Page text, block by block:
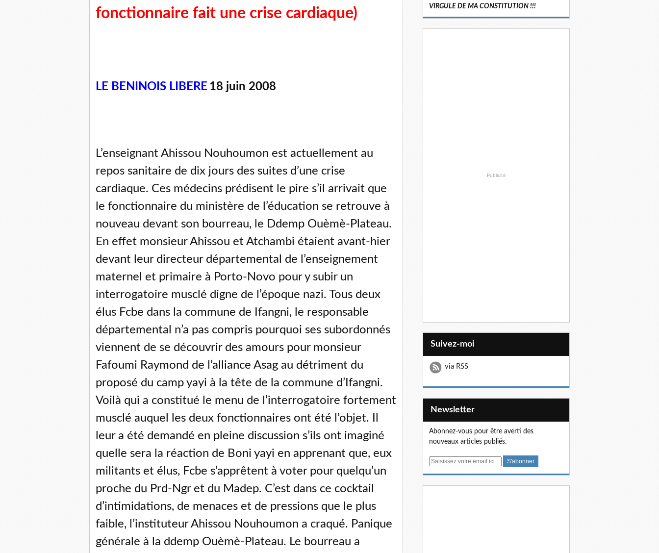
fonctionnaire fait une crise cardiaque)
LE BENINOIS LIBERE 18 juin 2008
L’enseignant Ahissou Nouhoumon est actuellement au
repos sanitaire de dix jours des suites d’une crise
cardiaque. Ces médecins prédisent le pire s’il arrivait que
le fonctionnaire du ministère de l’éducation se retrouve à
nouveau devant son bourreau, le Ddemp Ouèmè-Plateau.
En effet monsieur Ahissou et Atchambi étaient avant-hier
devant leur directeur départemental de l’enseignement
maternel et primaire à Porto-Novo pour y subir un
interrogatoire musclé digne de l’époque nazi. Tous deux
élus Fcbe dans la commune de Ifangni, le responsable
départemental n’a pas compris pourquoi ses subordonnés
viennent de se découvrir des amours pour monsieur
Fafoumi Raymond de l’alliance Asag au détriment du
proposé du camp yayi à la tête de la commune d’Ifangni.
Voilà qui a constitué le menu de l’interrogatoire fortement
musclé auquel les deux fonctionnaires ont été l’objet. Il
leur a été demandé en pleine discussion s’ils ont imaginé
quelle sera la réaction de Boni yayi en apprenant que, eux
militants et élus, Fcbe s’apprêtent à voter pour quelqu’un
proche du Prd-Ngr et du Madep. C’est dans ce cocktail
d’intimidations, de menaces et de pressions que le plus
faible, l’instituteur Ahissou Nouhoumon a craqué. Panique
générale à la ddemp Ouèmè-Plateau. Le bourreau a
VIRGULE DE MA CONSTITUTION !!!
Publicité
Suivez-moi
via RSS
Newsletter
Abonnez-vous pour être averti des
nouveaux articles publiés.
E